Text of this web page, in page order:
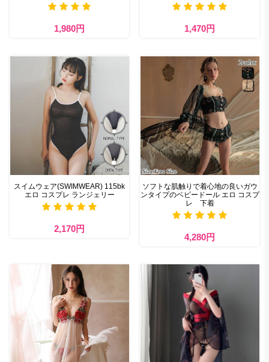
1,980円 1,470円
スイムウェア(SWIMWEAR) 115bk
エロ コスプレ ランジェリー
2,170円
ソフトな肌触りで着心地の良いガウ
ンタイプのベビードール エロ コスプ
レ 下着
4,280円